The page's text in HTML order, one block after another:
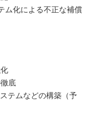
ム化による不正な補償
底
テムなどの構築（予